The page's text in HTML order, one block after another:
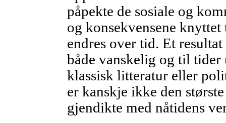
påpekte de sosiale og
og konsekvensene
endres over tid. Et
både vanskelig og til
klassisk litteratur eller
er kanskje ikke den
gjendikte med nåtidens